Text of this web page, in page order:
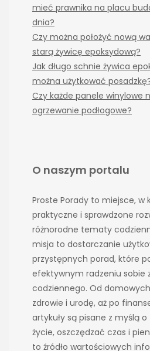
mieć prawnika na placu
dnia?
Czy można położyć nową
starą żywicę epoksydową?
Jak długo schnie żywica
można użytkować
Czy każde panele winylowe
ogrzewanie podłogowe?
O naszym portalu
Proste Porady to miejsce, w
praktyczne i sprawdzone
różnorodne tematy
misja to dostarczanie
przystępnych porad, które
efektywnym radzeniu sobie
codziennego. Od
zdrowie i urodę, aż po
artykuły są pisane z myślą
życie, oszczędzać czas i
to źródło wartościowych